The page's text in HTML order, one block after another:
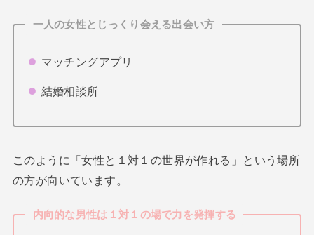
一人の女性とじっくり会える出会い方
マッチングアプリ
結婚相談所
このように「女性と１対１の世界が作れる」という場所
の方が向いています。
内向的な男性は１対１の場で力を発揮する